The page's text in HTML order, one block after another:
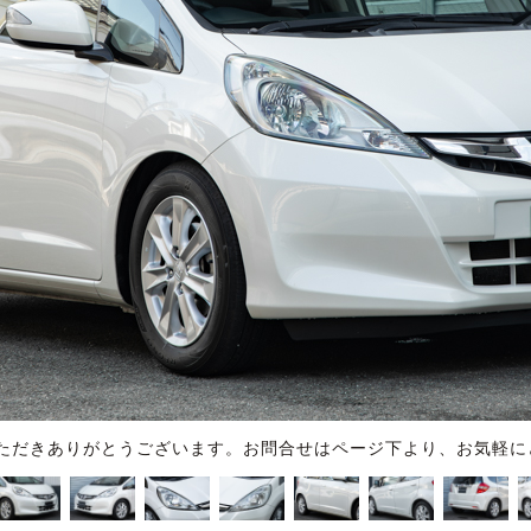
だきありがとうございます。お問合せはページ下より、お気軽